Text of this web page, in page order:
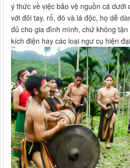
ý thức về việc bảo vệ nguồn cá dưới
với đôi tay, rổ, đó và lá độc, họ dễ
đủ cho gia đình mình, chứ không
kích điện hay các loại ngư cụ hiện